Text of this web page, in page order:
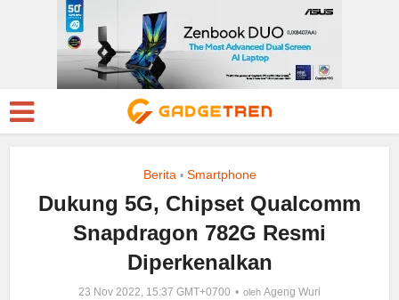
Berita • Smartphone
Dukung 5G, Chipset Qualcomm
Snapdragon 782G Resmi
Diperkenalkan
23 Nov 2022, 15:37 GMT+0700 oleh Ageng Wuri